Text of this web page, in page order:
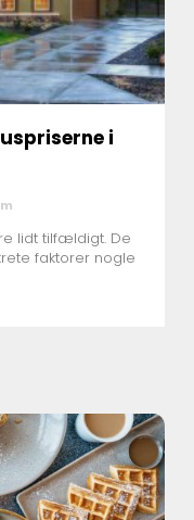
i
lidt tilfældigt. De
faktorer nogle